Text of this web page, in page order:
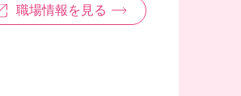
職場情報を見る